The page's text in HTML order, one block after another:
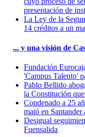
presentación de
La Ley de la
14 créditos a un
... y una visión de
Fundación
'Campus Talento'
Pablo Bellido
la Constitución
Condenado a 25
mató en Santander
Desigual
Fuensalida